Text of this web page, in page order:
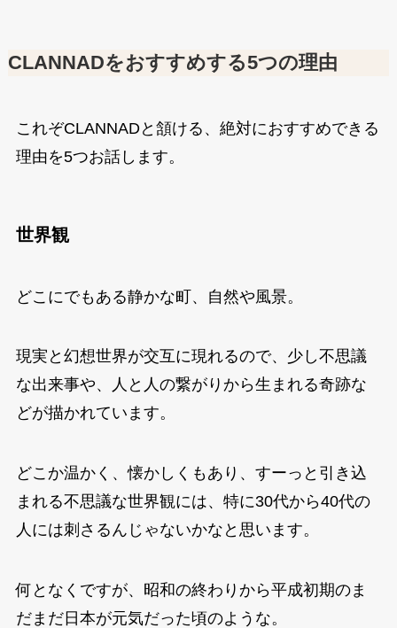
CLANNADをおすすめする5つの理由
これぞCLANNADと頷ける、絶対におすすめできる
理由を5つお話します。
世界観
どこにでもある静かな町、自然や風景。
現実と幻想世界が交互に現れるので、少し不思議
な出来事や、人と人の繋がりから生まれる奇跡な
どが描かれています。
どこか温かく、懐かしくもあり、すーっと引き込
まれる不思議な世界観には、特に30代から40代の
人には刺さるんじゃないかなと思います。
何となくですが、昭和の終わりから平成初期のま
だまだ日本が元気だった頃のような。